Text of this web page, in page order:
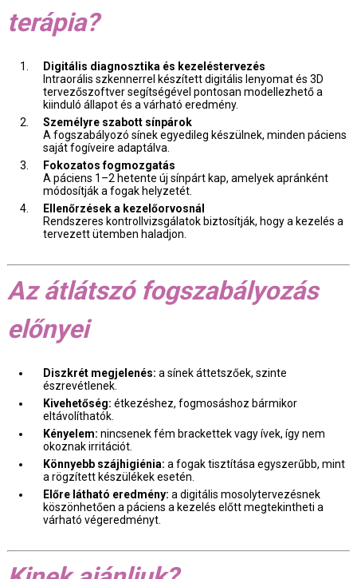
terápia?
Digitális diagnosztika és kezeléstervezés
Intraorális szkennerrel készített digitális lenyomat és 3D
tervezőszoftver segítségével pontosan modellezhető a
kiinduló állapot és a várható eredmény.
Személyre szabott sínpárok
A fogszabályozó sínek egyedileg készülnek, minden páciens
saját fogíveire adaptálva.
Fokozatos fogmozgatás
A páciens 1–2 hetente új sínpárt kap, amelyek apránként
módosítják a fogak helyzetét.
Ellenőrzések a kezelőorvosnál
Rendszeres kontrollvizsgálatok biztosítják, hogy a kezelés a
tervezett ütemben haladjon.
Az átlátszó fogszabályozás
előnyei
Diszkrét megjelenés: a sínek áttetszőek, szinte
észrevétlenek.
Kivehetőség: étkezéshez, fogmosáshoz bármikor
eltávolíthatók.
Kényelem: nincsenek fém brackettek vagy ívek, így nem
okoznak irritációt.
Könnyebb szájhigiénia: a fogak tisztítása egyszerűbb, mint
a rögzített készülékek esetén.
Előre látható eredmény: a digitális mosolytervezésnek
köszönhetően a páciens a kezelés előtt megtekintheti a
várható végeredményt.